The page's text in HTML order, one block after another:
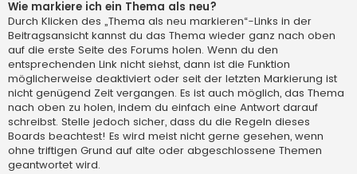
Wie markiere ich ein Thema als neu?
Durch Klicken des „Thema als neu markieren“-Links in der
Beitragsansicht kannst du das Thema wieder ganz nach oben
auf die erste Seite des Forums holen. Wenn du den
entsprechenden Link nicht siehst, dann ist die Funktion
möglicherweise deaktiviert oder seit der letzten Markierung ist
nicht genügend Zeit vergangen. Es ist auch möglich, das Thema
nach oben zu holen, indem du einfach eine Antwort darauf
schreibst. Stelle jedoch sicher, dass du die Regeln dieses
Boards beachtest! Es wird meist nicht gerne gesehen, wenn
ohne triftigen Grund auf alte oder abgeschlossene Themen
geantwortet wird.